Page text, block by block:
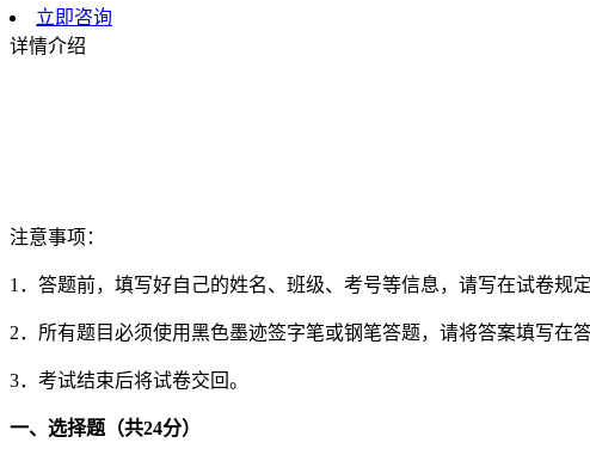
立即咨询
详情介绍
注意事项：
1．答题前，填写好自己的姓名、班级、考号等信息，请写在试卷规定
2．所有题目必须使用黑色墨迹签字笔或钢笔答题，请将答案填写在
3．考试结束后将试卷交回。
一、选择题（共24分）